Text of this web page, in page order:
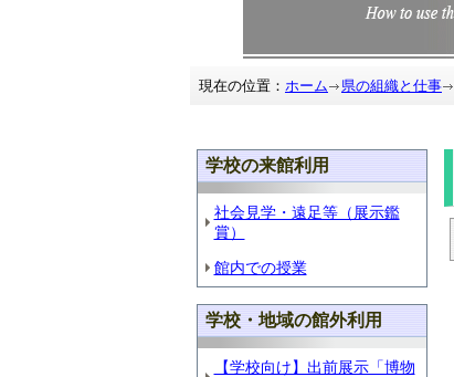
現在の位置： ホーム 県の組織と仕事
学校の来館利用
社会見学・遠足等（展示鑑
賞）
館内での授業
学校・地域の館外利用
【学校向け】出前展示「博物